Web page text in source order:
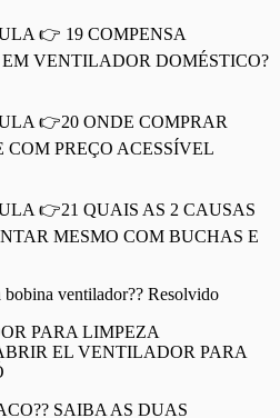
👉 19 COMPENSA
VENTILADOR DOMÉSTICO?
👉20 ONDE COMPRAR
PREÇO ACESSÍVEL
👉21 QUAIS AS 2 CAUSAS
MESMO COM BUCHAS E
ventilador?? Resolvido
PARA LIMPEZA
EL VENTILADOR PARA
SAIBA AS DUAS